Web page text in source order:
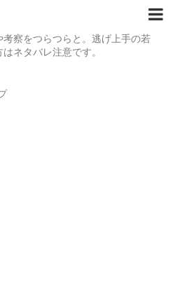
察をつらつらと。逃げ上手の若
ネタバレ注意です。